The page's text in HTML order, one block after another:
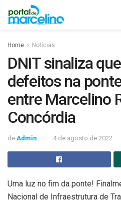
Home Notícias
DNIT sinaliza
defeitos na
entre Marcelino
Concórdia
de Admin 4 de agosto de 2022
Uma luz no fim da ponte!
Nacional de Infraestrutura de